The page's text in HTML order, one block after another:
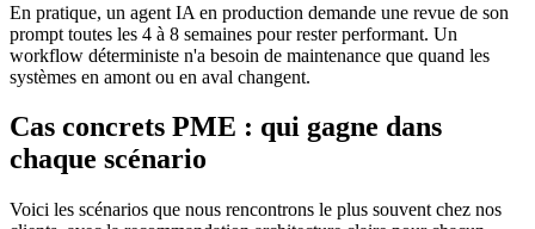
En pratique, un agent IA en production demande une revue de son
prompt toutes les 4 à 8 semaines pour rester performant. Un
workflow déterministe n'a besoin de maintenance que quand les
systèmes en amont ou en aval changent.
Cas concrets PME : qui gagne dans
chaque scénario
Voici les scénarios que nous rencontrons le plus souvent chez nos